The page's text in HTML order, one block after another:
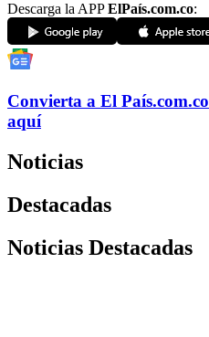
Descarga la APPElPaís.com.co:
Convierta a El País.com.co
aquí
Noticias
Destacadas
Noticias Destacadas